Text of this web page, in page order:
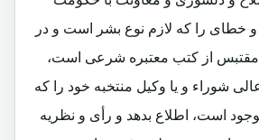
را که لازم نوع بشر است و در
مقتبس از کتب معتبره شرعی است،
شوراء و یا وکیل منتخبه خود را که
است، اطلاع بدهد و رأی و نظریه